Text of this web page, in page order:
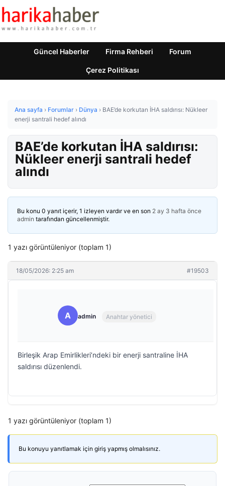
Güncel Haberler Firma Rehberi Forum
Çerez Politikası
Ana sayfa › Forumlar › Dünya › BAE’de korkutan İHA saldırısı: Nükleer
enerji santrali hedef alındı
BAE’de korkutan İHA saldırısı:
Nükleer enerji santrali hedef
alındı
Bu konu 0 yanıt içerir, 1 izleyen vardır ve en son 2 ay 3 hafta önce
admin tarafından güncellenmiştir.
1 yazı görüntüleniyor (toplam 1)
18/05/2026: 2:25 am #19503
A admin Anahtar yönetici
Birleşik Arap Emirlikleri’ndeki bir enerji santraline İHA
saldırısı düzenlendi.
1 yazı görüntüleniyor (toplam 1)
Bu konuyu yanıtlamak için giriş yapmış olmalısınız.